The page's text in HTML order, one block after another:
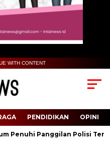
WITH CONTENT
PENDIDIKAN OPINI
Panggilan Polisi